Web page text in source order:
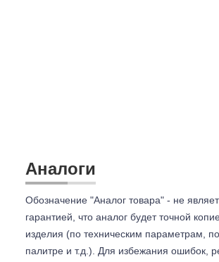
Аналоги
Обозначение "Аналог товара" - не
гарантией, что аналог будет точной
изделия (по техническим параметрам,
палитре и т.д.). Для избежания ошибок,